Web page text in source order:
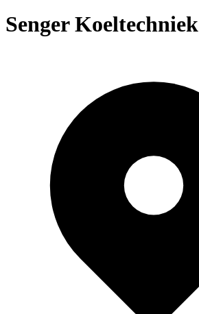
Senger Koeltechniek